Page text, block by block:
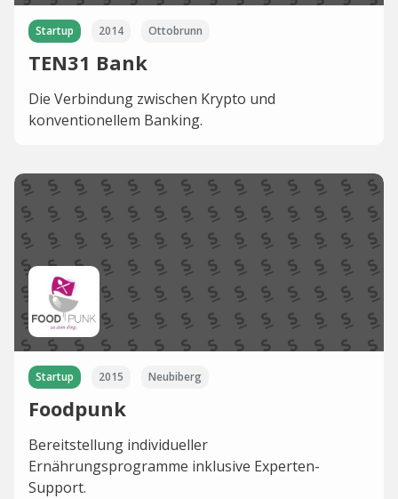
Startup 2014 Ottobrunn
TEN31 Bank
Die Verbindung zwischen Krypto und
konventionellem Banking.
Startup 2015 Neubiberg
Foodpunk
Bereitstellung individueller
Ernährungsprogramme inklusive Experten-
Support.